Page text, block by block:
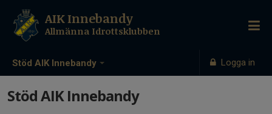
Stöd AIK Innebandy Logga in
AIK Innebandy
Allmänna Idrottsklubben
Stöd AIK Innebandy